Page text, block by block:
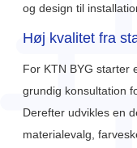
og design til
Høj kvalitet fra
For KTN BYG starter
grundig konsultation
Derefter udvikles en
materialevalg,